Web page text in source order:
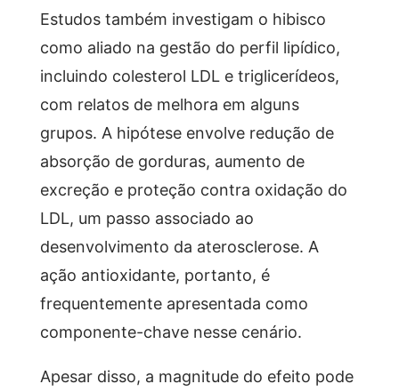
Estudos também investigam o hibisco
como aliado na gestão do perfil lipídico,
incluindo colesterol LDL e triglicerídeos,
com relatos de melhora em alguns
grupos. A hipótese envolve redução de
absorção de gorduras, aumento de
excreção e proteção contra oxidação do
LDL, um passo associado ao
desenvolvimento da aterosclerose. A
ação antioxidante, portanto, é
frequentemente apresentada como
componente-chave nesse cenário.
Apesar disso, a magnitude do efeito pode